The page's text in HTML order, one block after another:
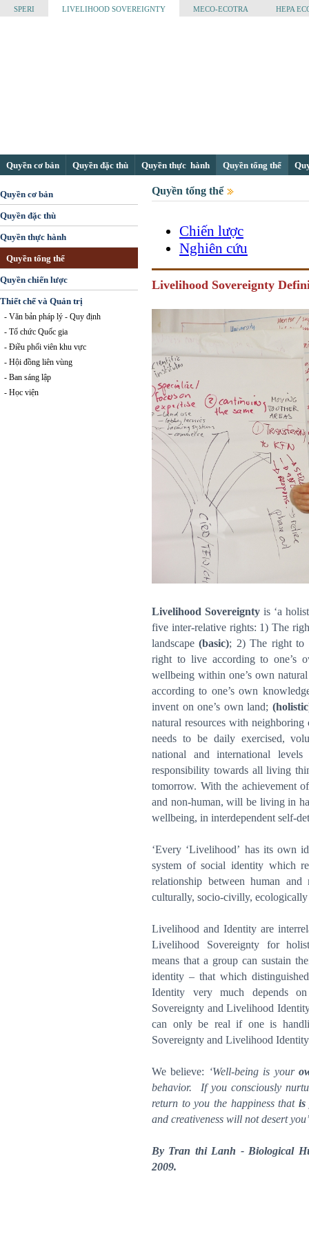
SPERI LIVELIHOOD SOVEREIGNTY MECO-ECOTRA HEPA
Quyền cơ bản Quyền đặc thù Quyền thực hành Quyền tổng thể
Quyền cơ bản
Quyền đặc thù
Quyền thực hành
Quyền tổng thể
Quyền chiến lược
Thiết chế và Quản trị
- Văn bản pháp lý - Quy định
- Tổ chức Quốc gia
- Điều phối viên khu vực
- Hội đồng liên vùng
- Ban sáng lập
- Học viện
Quyền tổng thể
Chiến lược
Nghiên cứu
Livelihood Sovereignty
Livelihood Sovereigntyis ‘a
five inter-relative rights: 1) The
landscape(basic); 2) The right to
right to live according to one’s
wellbeing within one’s own
according to one’s own
invent on one’s own land;
natural resources with
needs to be daily exercised,
national and international
responsibility towards all living
tomorrow. With the achievement
and non-human, will be living in
wellbeing, in interdependent self-
‘Every ‘Livelihood’ has its own
system of social identity which
relationship between human
culturally, socio-civilly, ecologically
Livelihood and Identity are
Livelihood Sovereignty for
means that a group can sustain
identity – that which
Identity very much depends
Sovereignty and Livelihood
can only be real if one is
Sovereignty and Livelihood Identity
We believe: ‘Well-being is your
behavior. If you consciously
return to you the happiness that is
and creativeness will not desert
By Tran thi Lanh - Biological
2009.